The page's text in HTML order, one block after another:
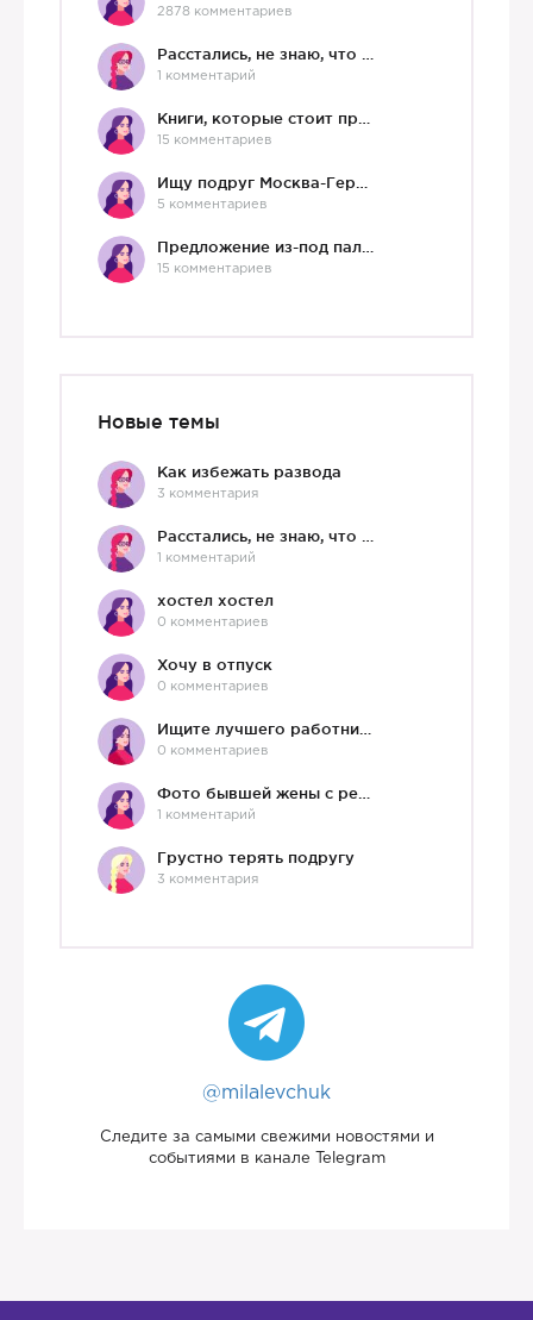
2878 комментариев
1 комментарий
15 комментариев
5 комментариев
15 комментариев
Новые темы
Как избежать развода
3 комментария
1 комментарий
хостел хостел
0 комментариев
Хочу в отпуск
0 комментариев
0 комментариев
1 комментарий
Грустно терять подругу
3 комментария
@milalevchuk
Следите за самыми свежими новостями и
событиями в канале Telegram